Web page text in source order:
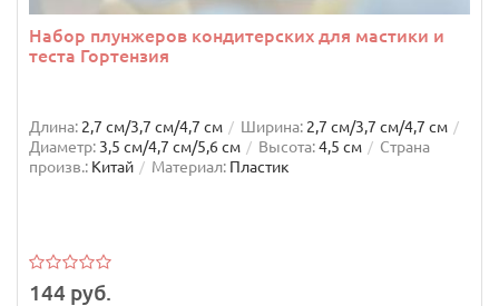
Набор плунжеров кондитерских для мастики и
теста Гортензия
Длина: 2,7 см/3,7 см/4,7 см Ширина: 2,7 см/3,7 см/4,7 см
Диаметр: 3,5 см/4,7 см/5,6 см Высота:4,5 см
Страна
произв.: Китай Материал: Пластик
144 руб.